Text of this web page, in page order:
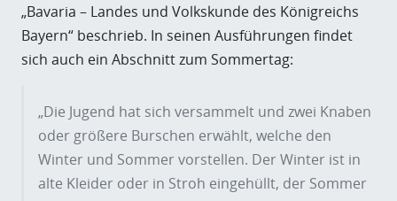
„Bavaria – Landes und Volkskunde des Königreichs
Bayern“ beschrieb. In seinen Ausführungen findet
sich auch ein Abschnitt zum Sommertag:
„Die Jugend hat sich versammelt und zwei Knaben
oder größere Burschen erwählt, welche den
Winter und Sommer vorstellen. Der Winter ist in
alte Kleider oder in Stroh eingehüllt, der Sommer